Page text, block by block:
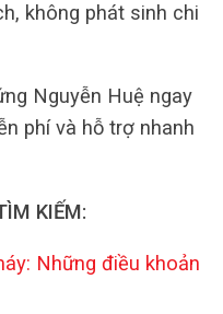
không phát sinh chi
Nguyễn Huệ ngay
phí và hỗ trợ nhanh
KIẾM:
Những điều khoản